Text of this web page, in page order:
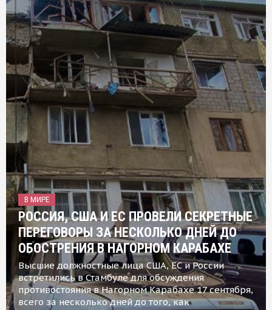
В МИРЕ
РОССИЯ, США И ЕС ПРОВЕЛИ СЕКРЕТНЫЕ
ПЕРЕГОВОРЫ ЗА НЕСКОЛЬКО ДНЕЙ ДО
ОБОСТРЕНИЯ В НАГОРНОМ КАРАБАХЕ
Высшие должностные лица США, ЕС и России
встретились в Стамбуле для обсуждения
противостояния в Нагорном Карабахе 17 сентября,
всего за несколько дней до того, как